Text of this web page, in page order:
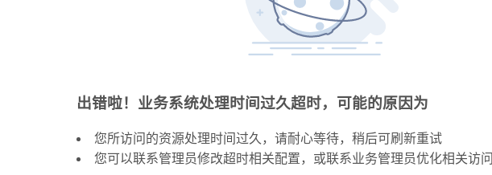
出错啦！业务系统处理时间过久超时，可能的原因为
您所访问的资源处理时间过久，请耐心等待，稍后可刷新重试
您可以联系管理员修改超时相关配置，或联系业务管理员优化相关访问